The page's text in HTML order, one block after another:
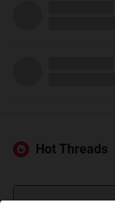
Hot Threads